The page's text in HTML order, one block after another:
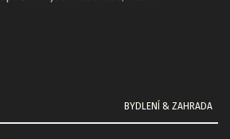
BYDLENÍ & ZAHRADA